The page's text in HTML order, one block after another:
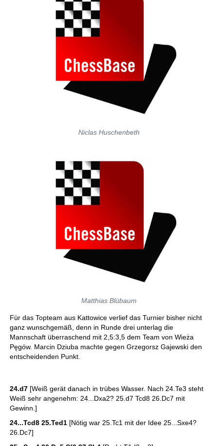
Niclas Huschenbeth
Matthias Blübaum
Für das Topteam aus Kattowice verlief das Turnier bisher nicht
ganz wunschgemäß, denn in Runde drei unterlag die
Mannschaft überraschend mit 2,5:3,5 dem Team von Wieża
Pęgów. Marcin Dziuba machte gegen Grzegorsz Gajewski den
entscheidenden Punkt.
24.d7 [Weiß gerät danach in trübes Wasser. Nach 24.Te3 steht
Weiß sehr angenehm: 24...Dxa2? 25.d7 Tcd8 26.Dc7 mit
Gewinn.]
24...Tcd8 25.Ted1 [Nötig war 25.Tc1 mit der Idee 25...Sxe4?
26.Dc7]